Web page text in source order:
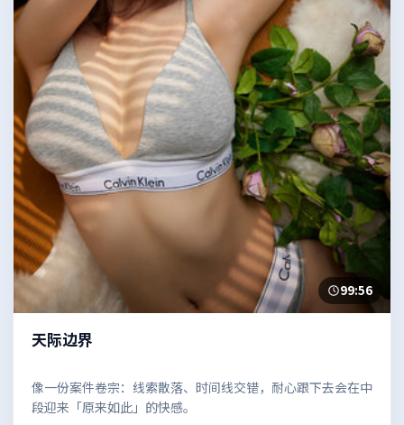
99:56
天际边界
像一份案件卷宗：线索散落、时间线交错，耐心跟下去会在中
段迎来「原来如此」的快感。